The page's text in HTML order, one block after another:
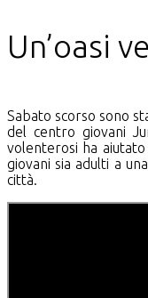
Un’oasi
Sabato scorso sono
del centro giovani
volenterosi ha
giovani sia adulti a
città.